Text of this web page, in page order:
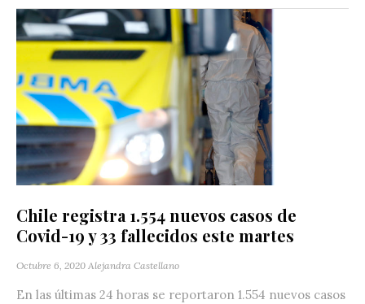
Chile registra 1.554 nuevos casos de
Covid-19 y 33 fallecidos este martes
Octubre 6, 2020 Alejandra Castellano
En las últimas 24 horas se reportaron 1.554 nuevos casos